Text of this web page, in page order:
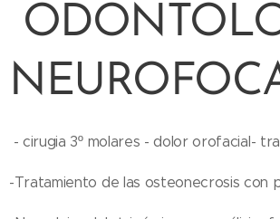
- cirugia 3º molares - dolor orofacial-
-Tratamiento de las osteonecrosis con